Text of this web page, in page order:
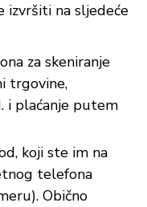
izvršiti na sljedeće
za skeniranje
trgovine,
i plaćanje putem
koji ste im na
telefona
Obično